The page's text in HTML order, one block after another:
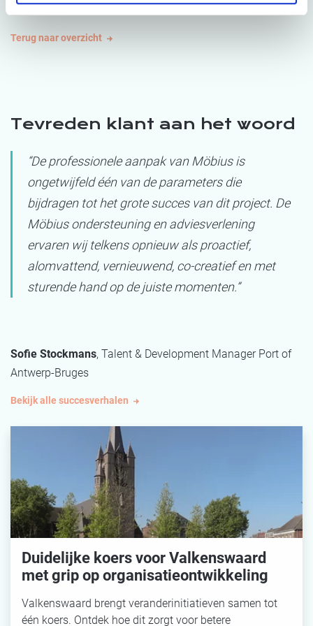
Terug naar overzicht
Tevreden klant aan het woord
“De professionele aanpak van Möbius is
ongetwijfeld één van de parameters die
bijdragen tot het grote succes van dit project. De
Möbius ondersteuning en adviesverlening
ervaren wij telkens opnieuw als proactief,
alomvattend, vernieuwend, co-creatief en met
sturende hand op de juiste momenten.”
Sofie Stockmans, Talent & Development Manager Port of
Antwerp-Bruges
Bekijk alle succesverhalen
Duidelijke koers voor Valkenswaard
met grip op organisatieontwikkeling
Valkenswaard brengt veranderinitiatieven samen tot
één koers. Ontdek hoe dit zorgt voor betere